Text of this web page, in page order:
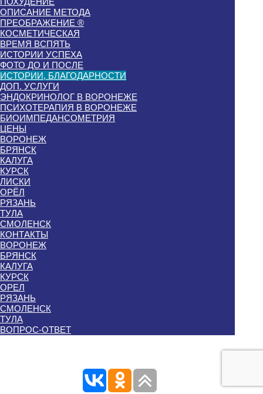
ОПИСАНИЕ МЕТОДА
ПРЕОБРАЖЕНИЕ ®
КОСМЕТИЧЕСКАЯ
ВРЕМЯ ВСПЯТЬ
ИСТОРИИ УСПЕХА
ФОТО ДО И ПОСЛЕ
ИСТОРИИ, БЛАГОДАРНОСТИ
ДОП. УСЛУГИ
ЭНДОКРИНОЛОГ В ВОРОНЕЖЕ
ПСИХОТЕРАПИЯ В ВОРОНЕЖЕ
БИОИМПЕДАНСОМЕТРИЯ
ЦЕНЫ
ВОРОНЕЖ
БРЯНСК
КАЛУГА
КУРСК
ЛИСКИ
ОРЁЛ
РЯЗАНЬ
ТУЛА
СМОЛЕНСК
КОНТАКТЫ
ВОРОНЕЖ
БРЯНСК
КАЛУГА
КУРСК
ОРЕЛ
РЯЗАНЬ
СМОЛЕНСК
ТУЛА
ВОПРОС-ОТВЕТ